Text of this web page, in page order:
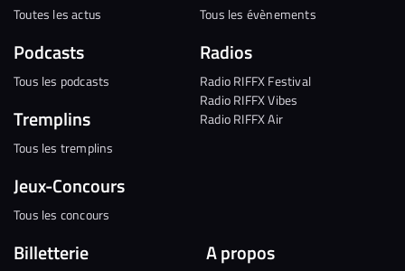
Toutes les actus
Podcasts
Tous les podcasts
Tremplins
Tous les tremplins
Jeux-Concours
Tous les concours
Tous les évènements
Radios
Radio RIFFX Festival
Radio RIFFX Vibes
Radio RIFFX Air
Billetterie A propos